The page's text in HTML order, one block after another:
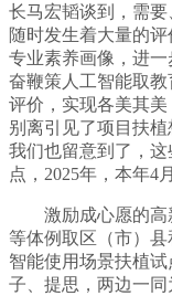
长马宏韬谈到，需
随时发生着大量的
专业素养画像，进
奋鞭策人工智能取
评价，实现各美其美
别离引见了项目扶
我们也留意到了，
点，2025年，本年4
激励成心愿的高
等体例取区（市）
智能使用场景扶植
子、提思，两边一